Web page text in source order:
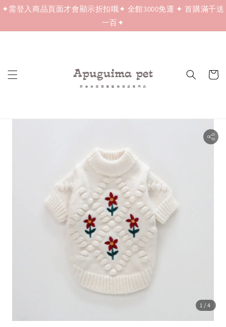
✦需登入商品頁面才會顯示折扣哦✦ 全館3000免運 ✦ 首購滿千送
一百✦
1 /4